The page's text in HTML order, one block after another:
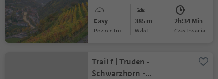
Easy
Poziom trudności
385 m
Wzlot
2h:34 Min
czas trwania
Trail f | Truden -
Schwarzhorn -